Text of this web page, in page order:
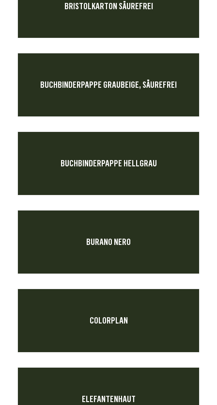
BRISTOLKARTON SÄUREFREI
BUCHBINDERPAPPE GRAUBEIGE, SÄUREFREI
BUCHBINDERPAPPE HELLGRAU
BURANO NERO
COLORPLAN
ELEFANTENHAUT